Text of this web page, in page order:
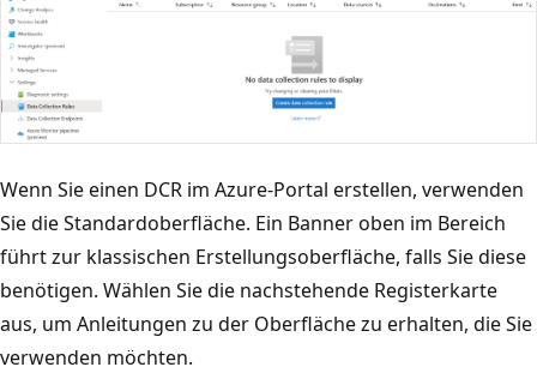
Wenn Sie einen DCR im Azure-Portal erstellen, verwenden
Sie die Standardoberfläche. Ein Banner oben im Bereich
führt zur klassischen Erstellungsoberfläche, falls Sie diese
benötigen. Wählen Sie die nachstehende Registerkarte
aus, um Anleitungen zu der Oberfläche zu erhalten, die Sie
verwenden möchten.